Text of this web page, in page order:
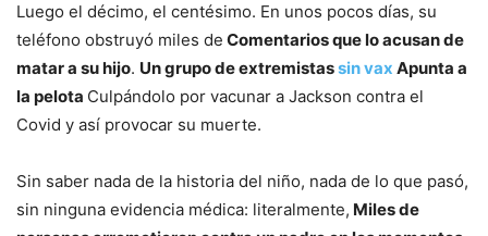
Luego el décimo, el centésimo. En unos pocos días, su
teléfono obstruyó miles de Comentarios que lo acusan de
matar a su hijo. Un grupo de extremistassin vax Apunta a
la pelota Culpándolo por vacunar a Jackson contra el
Covid y así provocar su muerte.
Sin saber nada de la historia del niño, nada de lo que pasó,
sin ninguna evidencia médica: literalmente, Miles de